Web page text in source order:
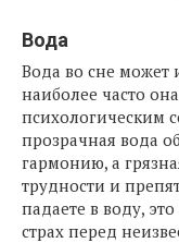
Вода
Вода во сне может
наиболее часто
психологическим
прозрачная вода
гармонию, а
трудности и
падаете в воду,
страх перед